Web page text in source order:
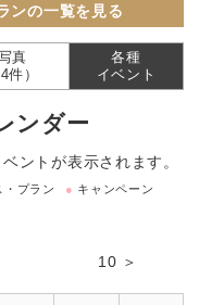
ンの一覧を見る
真
4件）
各種
イベント
ンダー
ントが表示されます。
・プラン ● キャンペーン
10 ＞